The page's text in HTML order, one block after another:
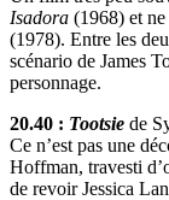
Isadora (1968) et
(1978). Entre les
scénario de James
personnage.
20.40 : Tootsie de
Ce n’est pas une
Hoffman, travesti
de revoir Jessica